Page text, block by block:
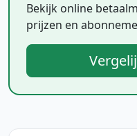
Bekijk online
prijzen en